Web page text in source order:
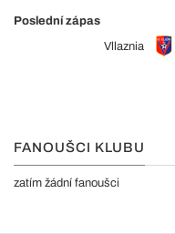
Poslední zápas
Vllaznia
FANOUŠCI KLUBU
zatím žádní fanoušci